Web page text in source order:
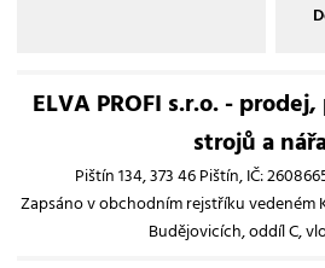
ELVA PROFI s.r.o. -
strojů a
Pištín 134, 373 46 Pištín, IČ:
Zapsáno v obchodním rejstříku vedeném
Budějovicích, oddíl C,